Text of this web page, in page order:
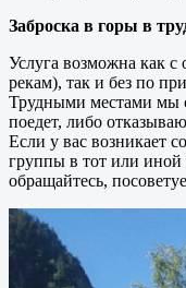
Заброска в горы в
Услуга возможна как
рекам), так и без по
Трудными местами мы
поедет, либо
Если у вас возникает
группы в тот или иной
обращайтесь,